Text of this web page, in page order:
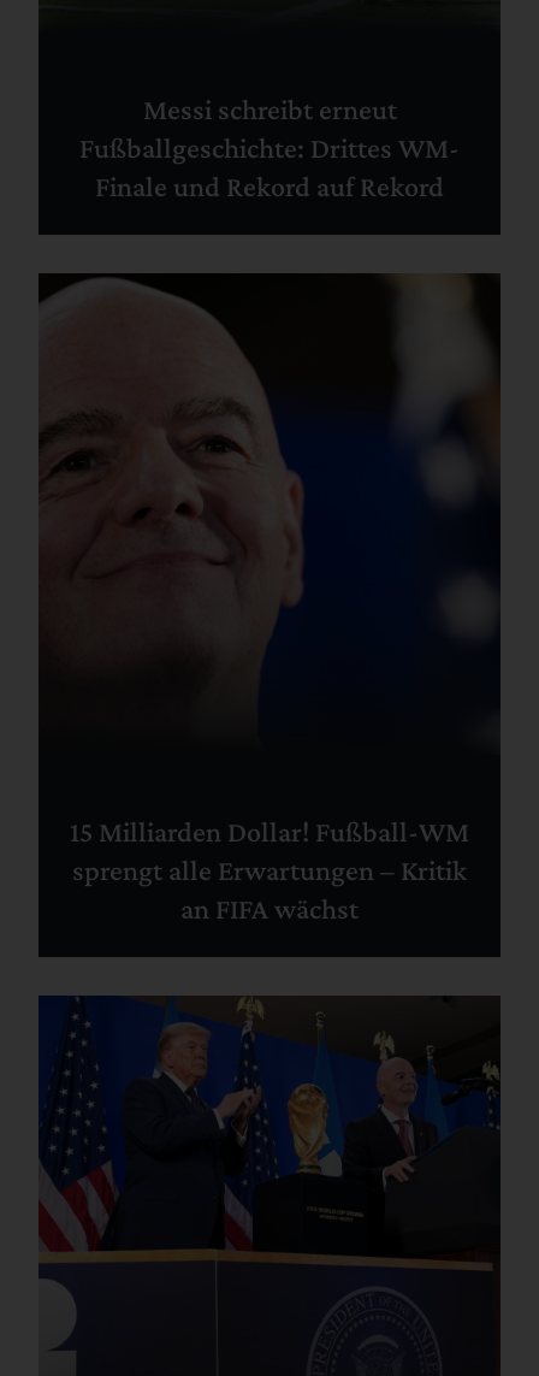
Messi schreibt erneut
Fußballgeschichte: Drittes WM-
Finale und Rekord auf Rekord
15 Milliarden Dollar! Fußball-WM
sprengt alle Erwartungen – Kritik
an FIFA wächst